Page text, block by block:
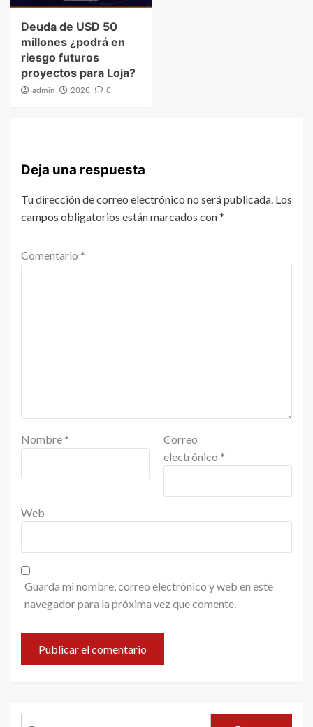
Deuda de USD 50
millones ¿podrá en
riesgo futuros
proyectos para Loja?
admin 2026 0
Deja una respuesta
Tu dirección de correo electrónico no será publicada. Los
campos obligatorios están marcados con*
Comentario *
Nombre *
Correo
electrónico *
Web
Guarda mi nombre, correo electrónico y web en este
navegador para la próxima vez que comente.